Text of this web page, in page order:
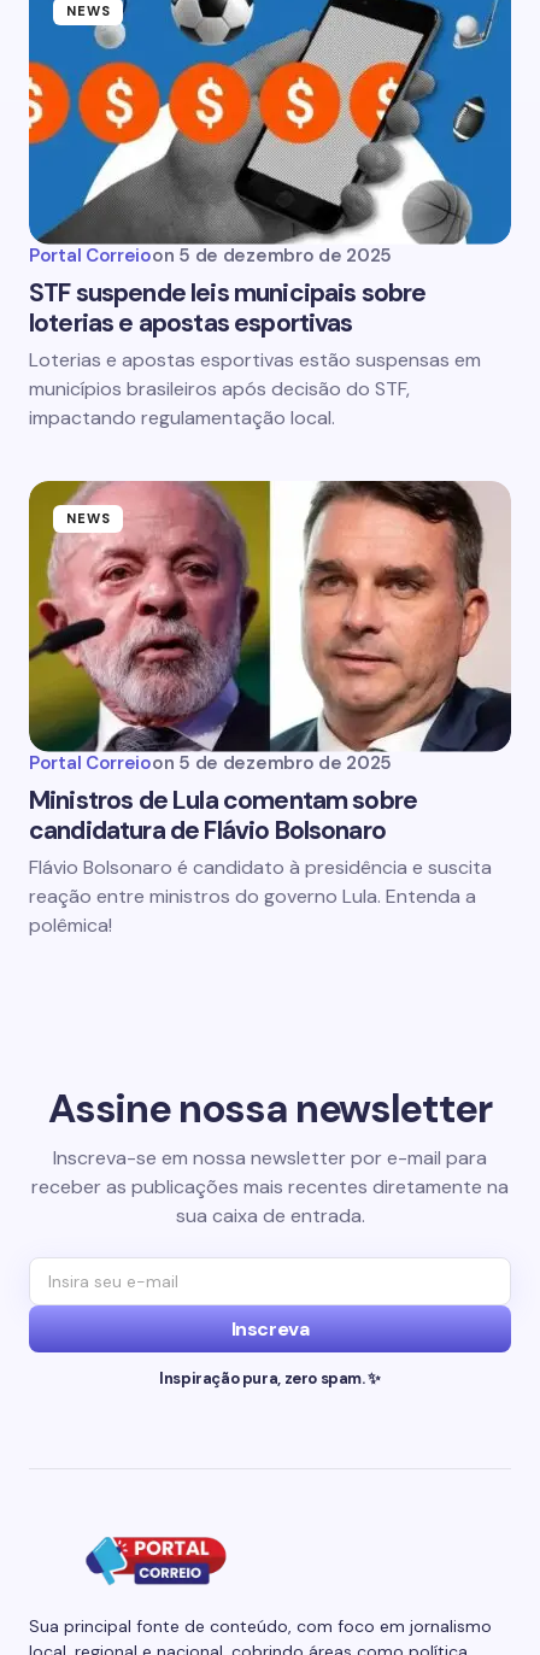
NEWS
Portal Correioon 5 de dezembro de 2025
STF suspende leis municipais sobre
loterias e apostas esportivas
Loterias e apostas esportivas estão suspensas em
municípios brasileiros após decisão do STF,
impactando regulamentação local.
NEWS
Portal Correioon 5 de dezembro de 2025
Ministros de Lula comentam sobre
candidatura de Flávio Bolsonaro
Flávio Bolsonaro é candidato à presidência e suscita
reação entre ministros do governo Lula. Entenda a
polêmica!
Assine nossa newsletter
Inscreva-se em nossa newsletter por e-mail para
receber as publicações mais recentes diretamente na
sua caixa de entrada.
Inscreva
Inspiração pura, zero spam. ✨
Sua principal fonte de conteúdo, com foco em jornalismo